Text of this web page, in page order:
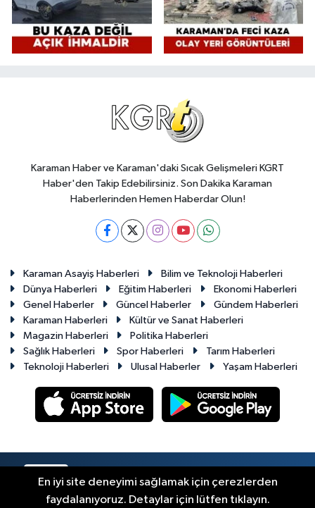
Karaman Haber ve Karaman'daki Sıcak Gelişmeleri KGRT
Haber'den Takip Edebilirsiniz. Son Dakika Karaman
Haberlerinden Hemen Haberdar Olun!
Karaman Asayiş Haberleri
Bilim ve Teknoloji Haberleri
Dünya Haberleri
Eğitim Haberleri
Ekonomi Haberleri
Genel Haberler
Güncel Haberler
Gündem Haberleri
Karaman Haberleri
Kültür ve Sanat Haberleri
Magazin Haberleri
Politika Haberleri
Sağlık Haberleri
Spor Haberleri
Tarım Haberleri
Teknoloji Haberleri
Ulusal Haberler Yaşam Haberleri
En iyi site deneyimi sağlamak için çerezlerden
faydalanıyoruz. Detaylar için lütfen tıklayın.